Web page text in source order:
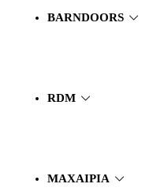
BARNDOORS
RDM
ΜΑΧΑΊΡΙΑ